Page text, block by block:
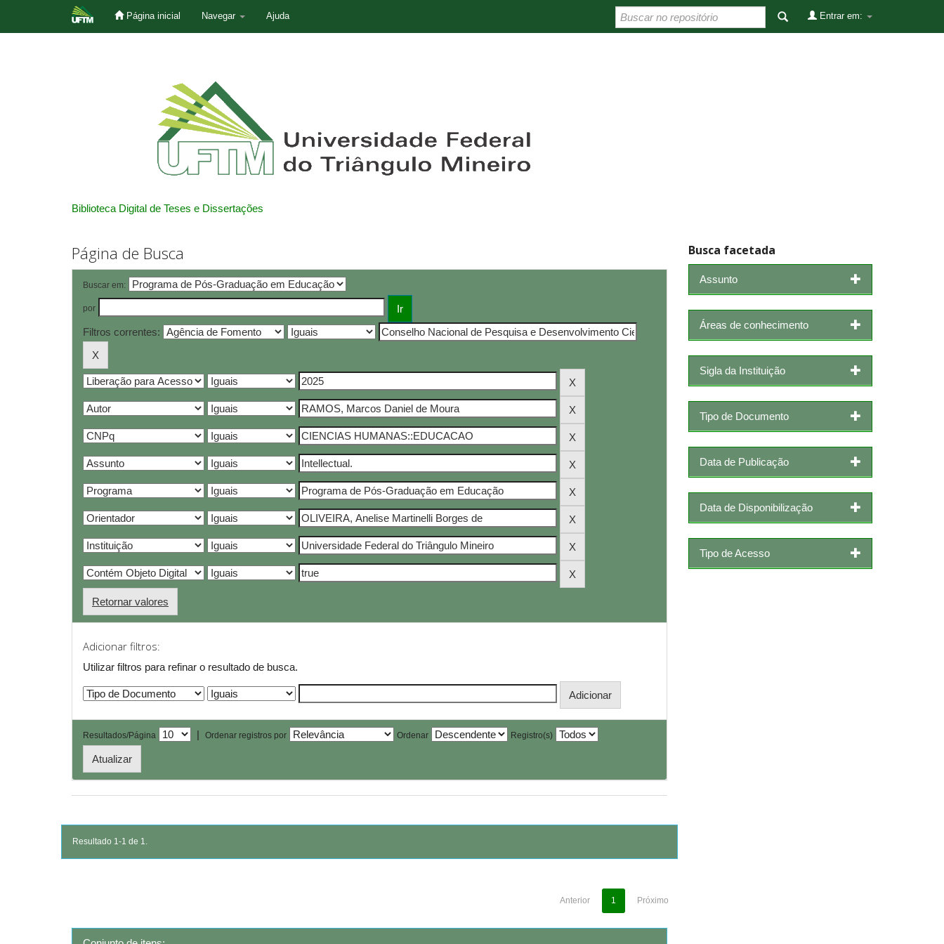
Página inicial Navegar Ajuda Entrar em:
Biblioteca Digital de Teses e Dissertações
Página de Busca
Buscar em:
por
Filtros correntes:
Retornar valores
Adicionar filtros:
Utilizar filtros para refinar o resultado de busca.
Resultados/Página | Ordenar registros por Ordenar Registro(s)
Resultado 1-1 de 1.
Anterior 1 Próximo
Busca facetada
Assunto
Áreas de conhecimento
Sigla da Instituição
Tipo de Documento
Data de Publicação
Data de Disponibilização
Tipo de Acesso